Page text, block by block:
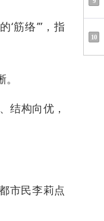
筋络’”，指
结构向优，
市民李莉点